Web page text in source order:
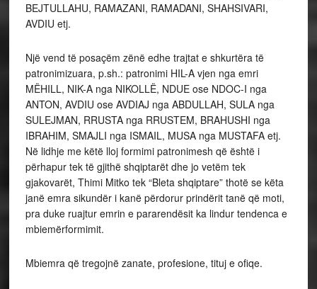
BEJTULLAHU, RAMAZANI, RAMADANI, SHAHSIVARI,
AVDIU etj.
Një vend të posaçëm zënë edhe trajtat e shkurtëra të
patronimizuara, p.sh.: patronimi HIL-A vjen nga emri
MËHILL, NIK-A nga NIKOLLË, NDUE ose NDOC-I nga
ANTON, AVDIU ose AVDIAJ nga ABDULLAH, SULA nga
SULEJMAN, RRUSTA nga RRUSTEM, BRAHUSHI nga
IBRAHIM, SMAJLI nga ISMAIL, MUSA nga MUSTAFA etj.
Në lidhje me këtë lloj formimi patronimesh që është i
përhapur tek të gjithë shqiptarët dhe jo vetëm tek
gjakovarët, Thimi Mitko tek “Bleta shqiptare” thotë se këta
janë emra sikundër i kanë përdorur prindërit tanë që moti,
pra duke ruajtur emrin e pararendësit ka lindur tendenca e
mbiemërformimit.
Mbiemra që tregojnë zanate, profesione, tituj e ofiqe.